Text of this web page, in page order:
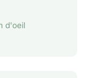
d'oeil